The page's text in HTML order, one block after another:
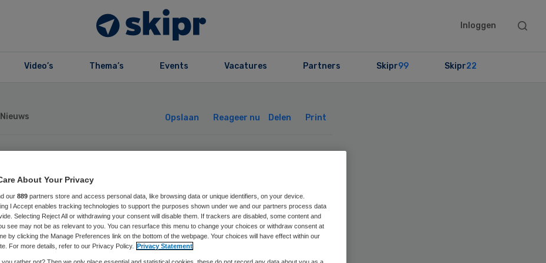
Inloggen
Search
Video’s Thema’s Events Vacatures Partners Skipr99 Skipr22
Nieuws Opslaan Reageer nu Delen Print
veroorzaakte
Maartenshof
About Your Privacy
our 889 partners store and access personal data, like browsing data or unique identifiers, on your device.
I Accept enables tracking technologies to support the purposes shown under we and our partners process data
Selecting Reject All or withdrawing your consent will disable them. If trackers are disabled, some content and
see may not be as relevant to you. You can resurface this menu to change your choices or withdraw consent at
by clicking the Manage Preferences link on the bottom of the webpage. Your choices will have effect within our
For more details, refer to our Privacy Policy. Privacy Statement